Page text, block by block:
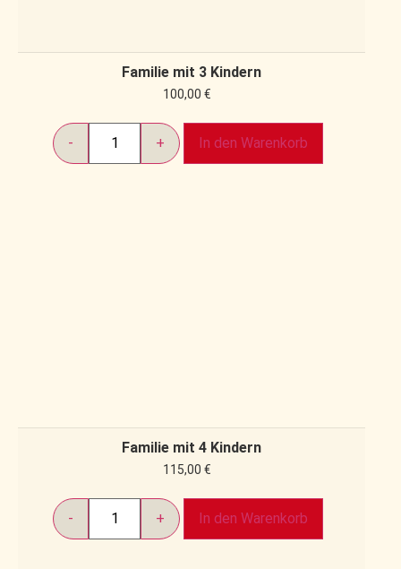
Familie mit 3 Kindern
100,00 €
In den Warenkorb
Familie mit 4 Kindern
115,00 €
In den Warenkorb